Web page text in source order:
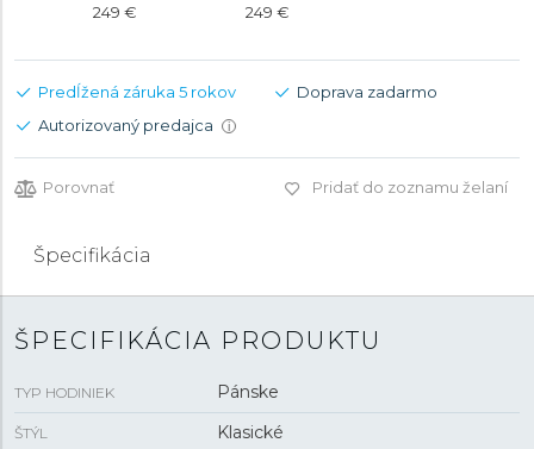
249 € 249 €
Predĺžená záruka 5 rokov
Doprava zadarmo
Autorizovaný predajca
i
Porovnať Pridať do zoznamu želaní
Špecifikácia
ŠPECIFIKÁCIA PRODUKTU
TYP HODINIEK Pánske
ŠTÝL Klasické